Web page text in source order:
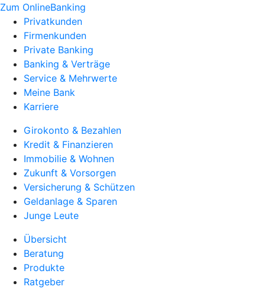
Zum OnlineBanking
Privatkunden
Firmenkunden
Private Banking
Banking & Verträge
Service & Mehrwerte
Meine Bank
Karriere
Girokonto & Bezahlen
Kredit & Finanzieren
Immobilie & Wohnen
Zukunft & Vorsorgen
Versicherung & Schützen
Geldanlage & Sparen
Junge Leute
Übersicht
Beratung
Produkte
Ratgeber